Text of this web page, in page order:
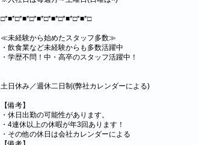
□*■*□*■*□*■*□*■*□*■*□*■*□
≪未経験から始めたスタッフ多数≫
・飲食業など未経験からも多数活躍中
・学歴不問！中・高卒のスタッフ活躍中！
土日休み／週休二日制(弊社カレンダーによる)
【備考】
・休日出勤の可能性があります。
・4連休以上の休暇が年3回あります！
・その他の休日は会社カレンダーによる